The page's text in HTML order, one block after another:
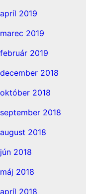
apríl 2019
marec 2019
február 2019
december 2018
október 2018
september 2018
august 2018
jún 2018
máj 2018
apríl 2018